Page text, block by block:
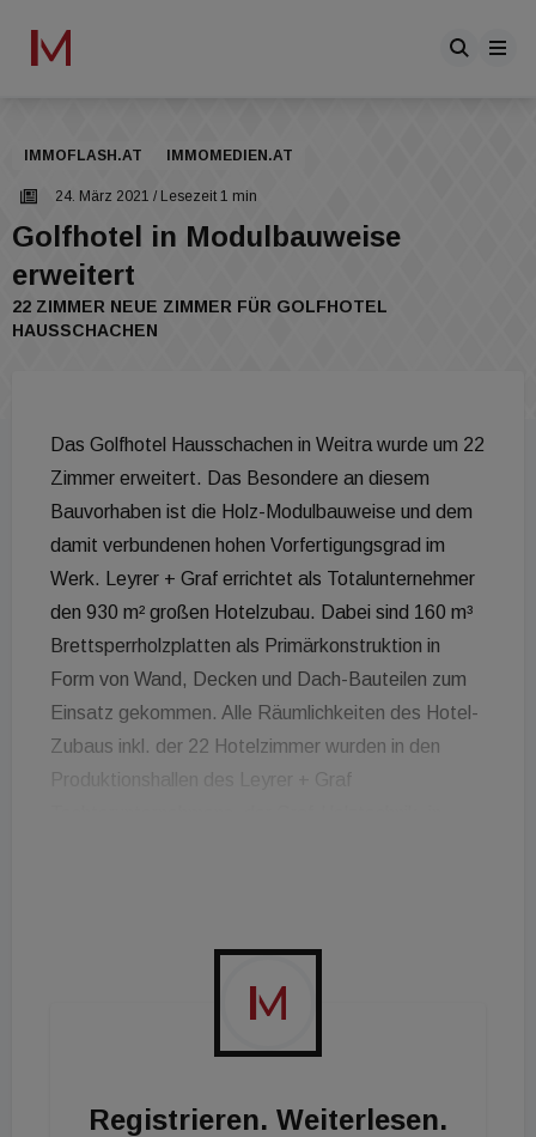
IMMOFLASH.AT IMMOMEDIEN.AT
24. März 2021 / Lesezeit 1 min
Golfhotel in Modulbauweise
erweitert
22 ZIMMER NEUE ZIMMER FÜR GOLFHOTEL
HAUSSCHACHEN
Das Golfhotel Hausschachen in Weitra wurde um 22
Zimmer erweitert. Das Besondere an diesem
Bauvorhaben ist die Holz-Modulbauweise und dem
damit verbundenen hohen Vorfertigungsgrad im
Werk. Leyrer + Graf errichtet als Totalunternehmer
den 930 m² großen Hotelzubau. Dabei sind 160 m³
Brettsperrholzplatten als Primärkonstruktion in
Form von Wand, Decken und Dach-Bauteilen zum
Einsatz gekommen. Alle Räumlichkeiten des Hotel-
Zubaus inkl. der 22 Hotelzimmer wurden in den
Produktionshallen des Leyrer + Graf
Housekeepingräume errichtet.
Registrieren. Weiterlesen.